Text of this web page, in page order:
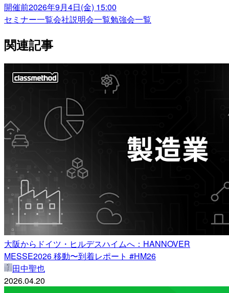
開催前2026年9月4日(金) 15:00
セミナー一覧会社説明会一覧勉強会一覧
関連記事
大阪からドイツ・ヒルデスハイムへ：HANNOVER
MESSE2026 移動〜到着レポート #HM26
田中聖也
2026.04.20